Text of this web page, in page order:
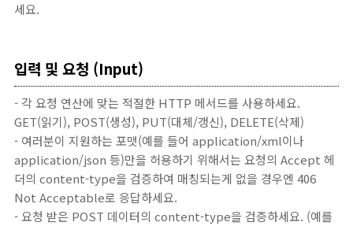
세요.
입력 및 요청 (Input)
- 각 요청 연산에 맞는 적절한 HTTP 메서드를 사용하세요.
GET(읽기), POST(생성), PUT(대체/갱신), DELETE(삭제)
- 여러분이 지원하는 포맷(예를 들어 application/xml이나
application/json 등)만을 허용하기 위해서는 요청의 Accept 헤
더의 content-type을 검증하여 매칭되는게 없을 경우엔 406
Not Acceptable로 응답하세요.
- 요청 받은 POST 데이터의 content-type을 검증하세요. (예를